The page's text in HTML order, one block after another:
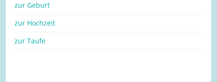
zur Geburt
zur Hochzeit
zur Taufe